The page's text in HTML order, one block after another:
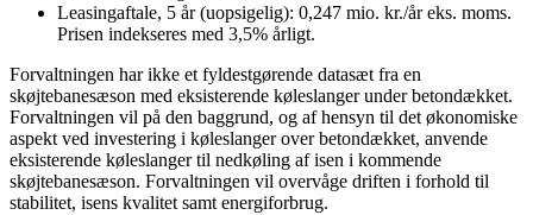
Leasingaftale, 5 år (uopsigelig): 0,247 mio. kr./år eks. moms.
Prisen indekseres med 3,5% årligt.
Forvaltningen har ikke et fyldestgørende datasæt fra en
skøjtebanesæson med eksisterende køleslanger under betondækket.
Forvaltningen vil på den baggrund, og af hensyn til det økonomiske
aspekt ved investering i køleslanger over betondækket, anvende
eksisterende køleslanger til nedkøling af isen i kommende
skøjtebanesæson. Forvaltningen vil overvåge driften i forhold til
stabilitet, isens kvalitet samt energiforbrug.